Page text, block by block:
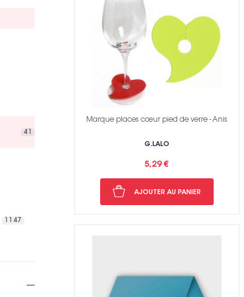
41
1147
Marque places cœur pied de verre - Anis
G.LALO
5,29 €
AJOUTER AU PANIER